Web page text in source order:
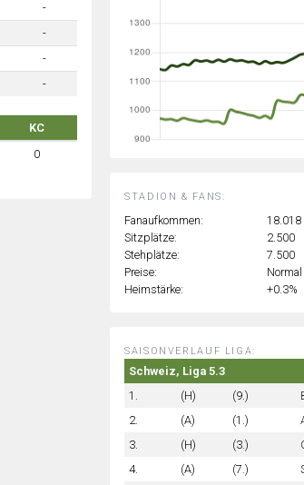
-
-
-
-
KC
0
STADION & FANS:
Fanaufkommen:
18.018
Sitzplätze:
2.500
Stehplätze:
7.500
Preise:
Normal
Heimstärke:
+0.3%
SAISONVERLAUF LIGA:
Schweiz, Liga 5.3
1.
(H) (9.)
2.
(A) (1.)
3.
(H) (3.)
4.
(A) (7.)